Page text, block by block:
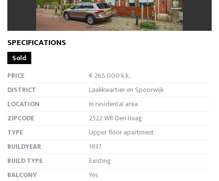
SPECIFICATIONS
Sold
PRICE
€ 265.000 k.k.
DISTRICT
Laakkwartier en Spoorwijk
LOCATION
In residental area
ZIPCODE
2522 WR Den Haag
TYPE
Upper floor apartment
BUILDYEAR
1937
BUILD TYPE
Existing
BALCONY
Yes